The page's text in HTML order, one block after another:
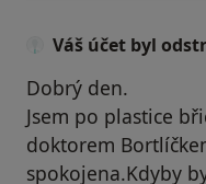
Váš účet byl
Dobrý den.
Jsem po plastice
doktorem
spokojena.Kdyby